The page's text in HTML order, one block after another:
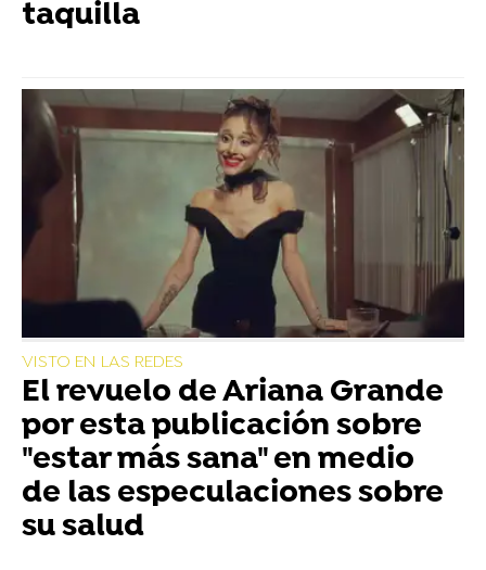
taquilla
VISTO EN LAS REDES
El revuelo de Ariana Grande
por esta publicación sobre
"estar más sana" en medio
de las especulaciones sobre
su salud